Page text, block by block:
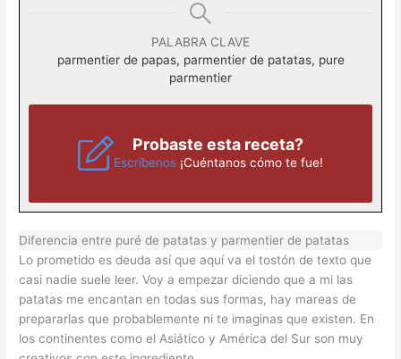
PALABRA CLAVE
parmentier de papas, parmentier de patatas, pure
parmentier
Probaste esta receta?
Escríbenos¡Cuéntanos cómo te fue!
Diferencia entre puré de patatas y parmentier de patatas
Lo prometido es deuda así que aquí va el tostón de texto que
casi nadie suele leer. Voy a empezar diciendo que a mi las
patatas me encantan en todas sus formas, hay mareas de
prepararlas que probablemente ni te imaginas que existen. En
los continentes como el Asiático y América del Sur son muy